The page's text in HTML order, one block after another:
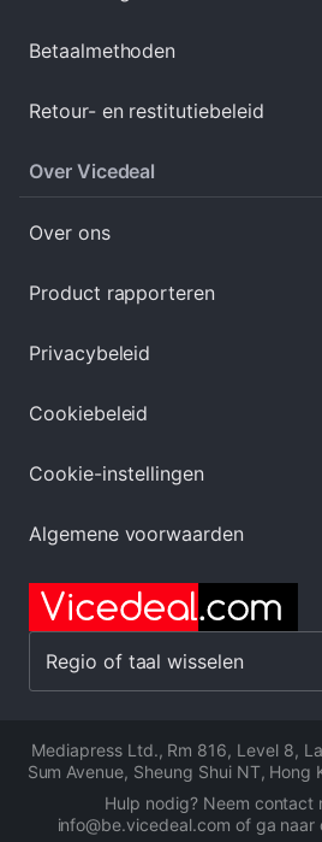
Betaalmethoden
Retour- en restitutiebeleid
Over Vicedeal
Over ons
Product rapporteren
Privacybeleid
Cookiebeleid
Cookie-instellingen
Algemene voorwaarden
Regio of taal wisselen
Mediapress Ltd., Rm 816, Level 8,
Sum Avenue, Sheung Shui NT, Hong
Hulp nodig? Neem contact
info@be.vicedeal.com of ga naar